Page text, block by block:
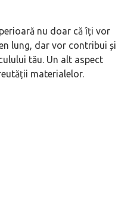
nu doar că îți vor
lung, dar vor contribui și
tău. Un alt aspect
materialelor.